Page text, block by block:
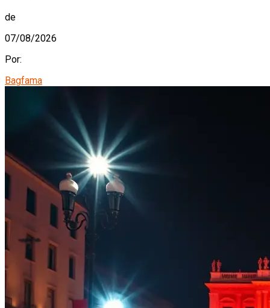
de
07/08/2026
Por:
Bagfama